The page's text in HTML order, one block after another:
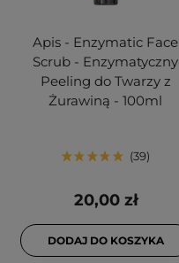
Apis - Enzymatic Face
Scrub - Enzymatyczny
Peeling do Twarzy z
Żurawiną - 100ml
39
20,00 zł
DODAJ DO KOSZYKA